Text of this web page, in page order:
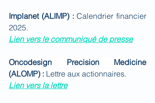
Implanet (ALIMP) : Calendrier financier
2025.
Lien vers le communiqué de presse
Oncodesign Precision Medicine
(ALOMP) : Lettre aux actionnaires.
Lien vers la lettre